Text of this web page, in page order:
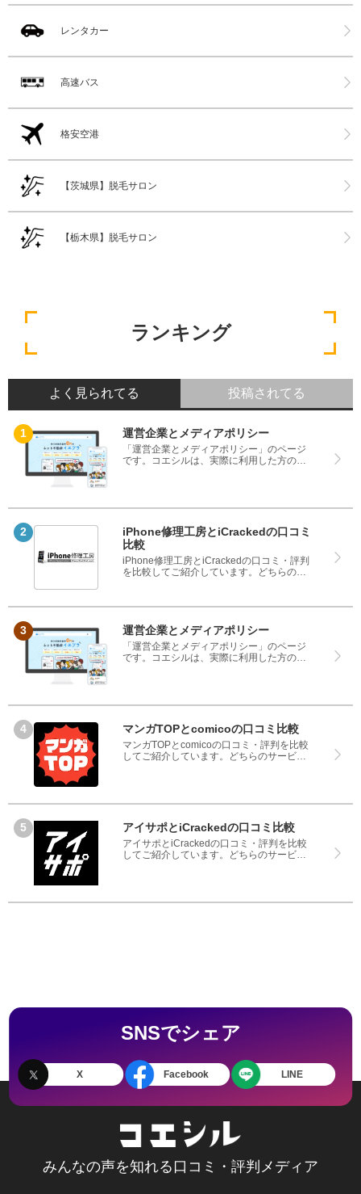
レンタカー
高速バス
格安空港
【茨城県】脱毛サロン
【栃木県】脱毛サロン
ランキング
よく見られてる 投稿されてる
運営企業とメディアポリシー
「運営企業とメディアポリシー」のページ
です。コエシルは、実際に利用した方の口
なく、悪い口コミもしっかり掲載している
さい。
iPhone修理工房とiCrackedの口コミ
比較
iPhone修理工房とiCrackedの口コミ・評判
を比較してご紹介しています。どちらのサ
て、iPhone修理工房とiCrackedのどちらを
運営企業とメディアポリシー
「運営企業とメディアポリシー」のページ
です。コエシルは、実際に利用した方の口
なく、悪い口コミもしっかり掲載している
さい。
マンガTOPとcomicoの口コミ比較
マンガTOPとcomicoの口コミ・評判を比較
してご紹介しています。どちらのサービス
てください。
アイサポとiCrackedの口コミ比較
アイサポとiCrackedの口コミ・評判を比較
してご紹介しています。どちらのサービス
てください。
SNSでシェア
X Facebook LINE
みんなの声を知れる口コミ・評判メディア